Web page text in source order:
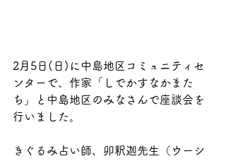
2月5日(日)に中島地区コミュニティセ
ンターで、作家「しでかすなかまた
ち」と中島地区のみなさんで座談会を
行いました。
きぐるみ占い師、卯釈迦先生（ウーシ